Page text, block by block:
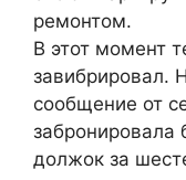
ремонтом.
В этот момент
завибрировал.
сообщение от
забронировала
должок за